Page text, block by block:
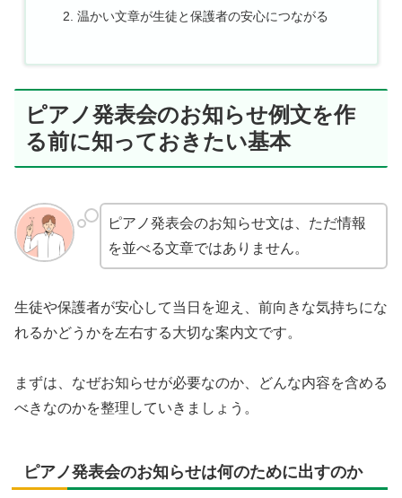
温かい文章が生徒と保護者の安心につながる
ピアノ発表会のお知らせ例文を作
る前に知っておきたい基本
ピアノ発表会のお知らせ文は、ただ情報
を並べる文章ではありません。
生徒や保護者が安心して当日を迎え、前向きな気持ちにな
れるかどうかを左右する大切な案内文です。
まずは、なぜお知らせが必要なのか、どんな内容を含める
べきなのかを整理していきましょう。
ピアノ発表会のお知らせは何のために出すのか